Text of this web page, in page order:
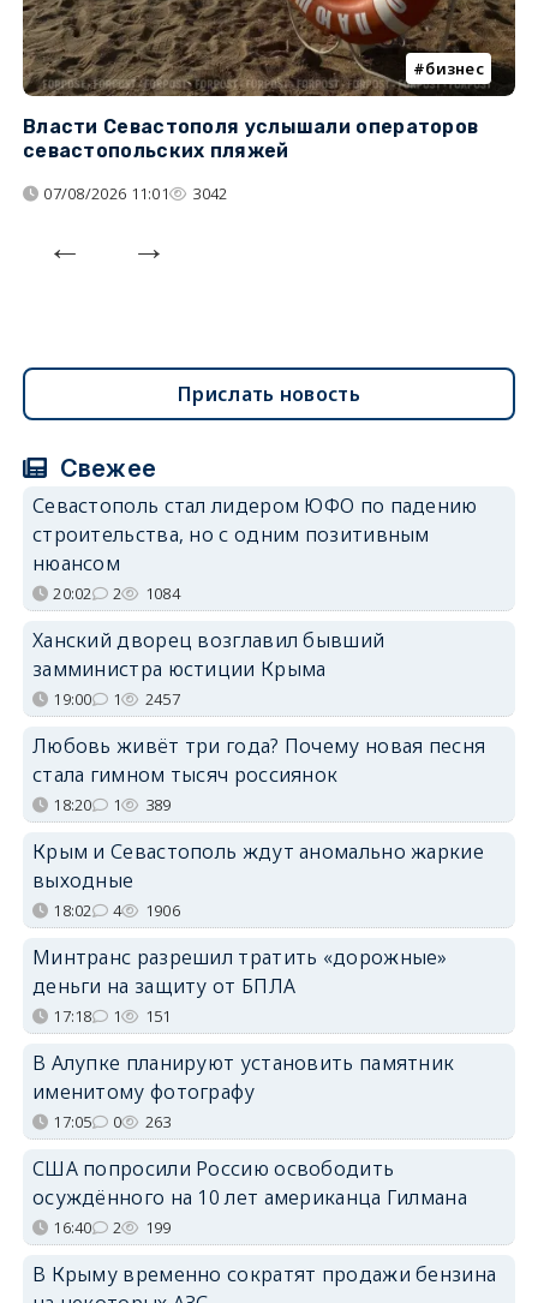
бизнес
Власти Севастополя услышали операторов
севастопольских пляжей
07/08/2026 11:01 3042
Прислать новость
Свежее
Севастополь стал лидером ЮФО по падению
строительства, но с одним позитивным
нюансом
20:02 2 1084
Ханский дворец возглавил бывший
замминистра юстиции Крыма
19:00 1 2457
Любовь живёт три года? Почему новая песня
стала гимном тысяч россиянок
18:20 1 389
Крым и Севастополь ждут аномально жаркие
выходные
18:02 4 1906
Минтранс разрешил тратить «дорожные»
деньги на защиту от БПЛА
17:18 1 151
В Алупке планируют установить памятник
именитому фотографу
17:05 0 263
США попросили Россию освободить
осуждённого на 10 лет американца Гилмана
16:40 2 199
В Крыму временно сократят продажи бензина